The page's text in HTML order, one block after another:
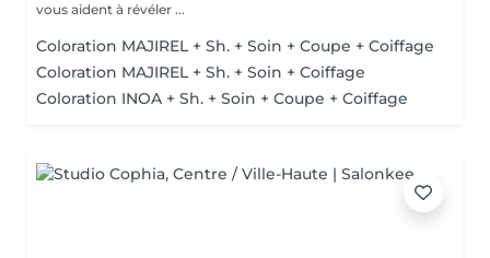
vous aident à révéler ...
Coloration MAJIREL + Sh. + Soin + Coupe + Coiffage
Coloration MAJIREL + Sh. + Soin + Coiffage
Coloration INOA + Sh. + Soin + Coupe + Coiffage